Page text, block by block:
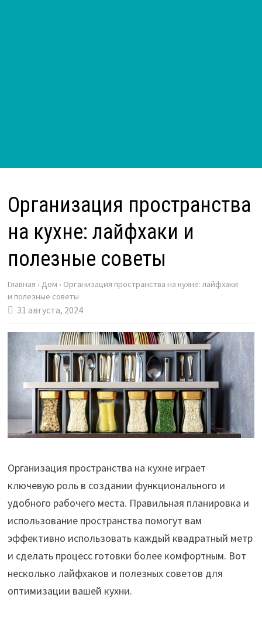
Организация пространства
на кухне: лайфхаки и
полезные советы
Главная › Дом › Организация пространства на кухне: лайфхаки
и полезные советы
31 августа, 2024
Организация пространства на кухне играет
ключевую роль в создании функционального и
удобного рабочего места. Правильная планировка и
использование пространства помогут вам
эффективно использовать каждый квадратный метр
и сделать процесс готовки более комфортным. Вот
несколько лайфхаков и полезных советов для
оптимизации вашей кухни.